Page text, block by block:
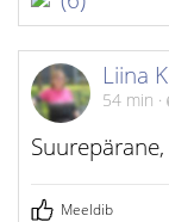
Liina
54 min ·
Meeldib